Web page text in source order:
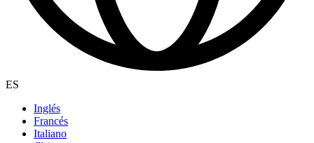
ES
Inglés
Francés
Italiano